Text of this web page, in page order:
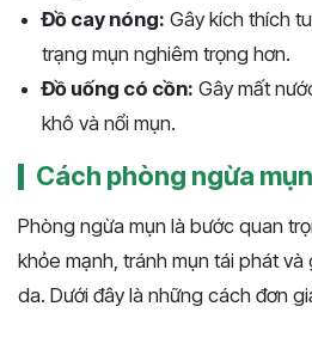
Đồ cay nóng: Gây kích thích
trạng mụn nghiêm trọng hơn.
Đồ uống có cồn: Gây mất
khô và nổi mụn.
Cách phòng ngừa
Phòng ngừa mụn là bước quan
khỏe mạnh, tránh mụn tái phát
da. Dưới đây là những cách đơn